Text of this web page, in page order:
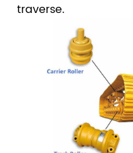
traverse.